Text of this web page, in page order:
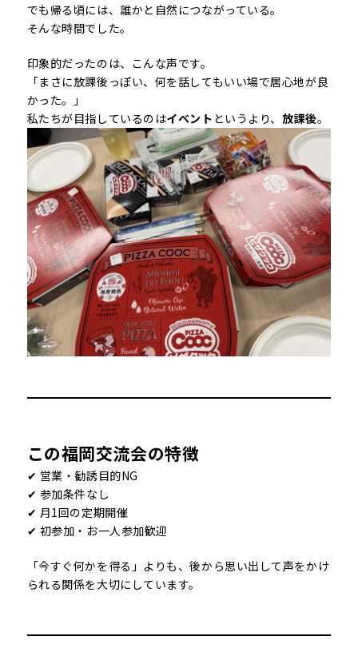
でも帰る頃には、誰かと自然につながっている。
そんな時間でした。
印象的だったのは、こんな声です。
「まさに放課後っぽい、何を話してもいい場で居心地が良
かった。」
私たちが目指しているのはイベント というより、 放課後。
この福岡交流会の特徴
✔ 営業・勧誘目的NG
✔ 参加条件なし
✔ 月1回の定期開催
✔ 初参加・お一人参加歓迎
「今すぐ何かを得る」よりも、後から思い出して声をかけ
られる関係を大切にしています。